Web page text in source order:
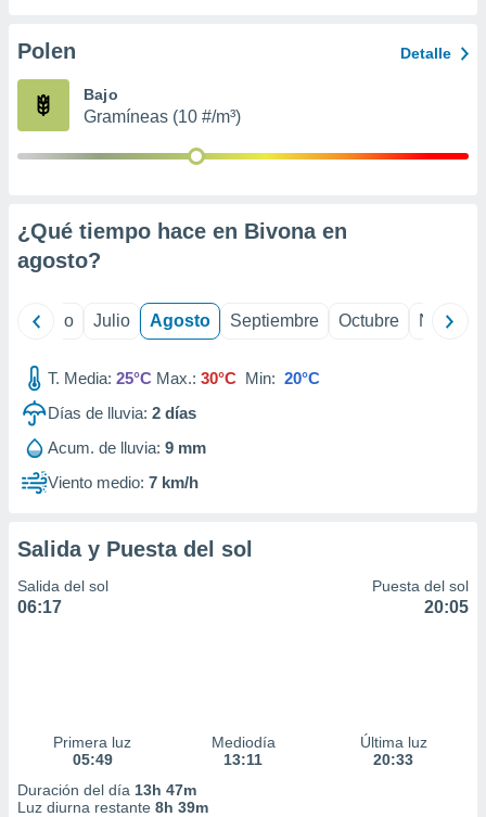
e
mediante
publicidad
publicidad
de
Polen Detalle
Bajo
Gramíneas (10 #/m³)
¿Qué tiempo hace en Bivona en
agosto?
Junio Julio Agosto Septiembre Octubre
T. Media: 25°C Max.: 30°C Min: 20°C
Días de lluvia: 2 días
Acum. de lluvia: 9 mm
Viento medio: 7 km/h
Salida y Puesta del sol
Salida del sol
06:17
Puesta del sol
20:05
Primera luz
05:49
Mediodía
13:11
Última luz
20:33
Duración del día 13h 47m
Luz diurna restante 8h 39m